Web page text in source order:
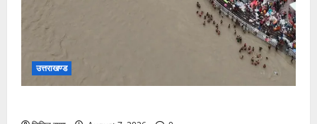
उत्तराखण्ड